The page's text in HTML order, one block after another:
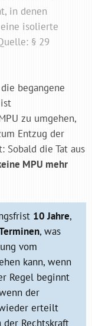
in denen
isolierte
§ 29
begangene
zu umgehen,
Entzug der
Sobald die Tat aus
MPU mehr
10 Jahre,
, was
vom
kann, wenn
Regel beginnt
der
erteilt
der Rechtskraft